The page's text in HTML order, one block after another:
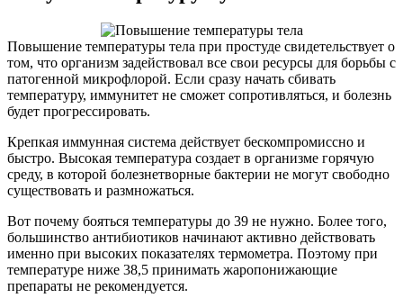
Повышение температуры тела при простуде свидетельствует о
том, что организм задействовал все свои ресурсы для борьбы с
патогенной микрофлорой. Если сразу начать сбивать
температуру, иммунитет не сможет сопротивляться, и болезнь
будет прогрессировать.
Крепкая иммунная система действует бескомпромиссно и
быстро. Высокая температура создает в организме горячую
среду, в которой болезнетворные бактерии не могут свободно
существовать и размножаться.
Вот почему бояться температуры до 39 не нужно. Более того,
большинство антибиотиков начинают активно действовать
именно при высоких показателях термометра. Поэтому при
температуре ниже 38,5 принимать жаропонижающие
препараты не рекомендуется.